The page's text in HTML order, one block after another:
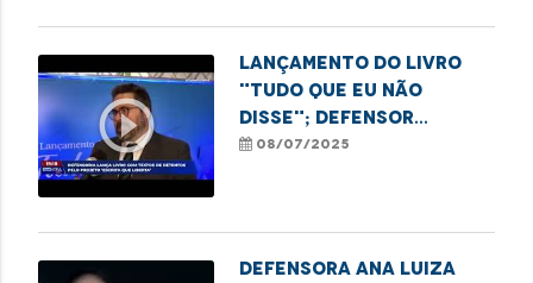
play_circle_outline
Lançamento do livro
"Tudo que eu não
disse"; defensor
Gabriel Furtado
mulheres que cumprem
08/07/2025
Defensora Ana Luiza